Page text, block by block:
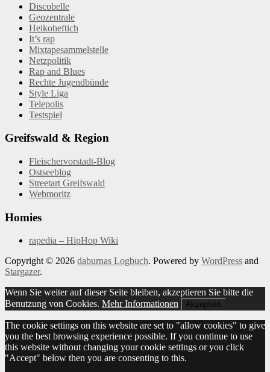
Discobelle
Geozentrale
Heikoheftich
It’s rap
Mixtapesammelstelle
Netzpolitik
Rap and Blues
Rechte Jugendbünde
Style Liga
Telepolis
Testspiel
Greifswald & Region
Fleischervorstadt-Blog
Ostseeblog
Streetart Greifswald
Webmoritz
Homies
rapedia – HipHop Wiki
Copyright © 2026 daburnas Logbuch. Powered by WordPress and
Stargazer.
Wenn Sie weiter auf dieser Seite bleiben, akzeptieren Sie bitte die
Benutzung von Cookies. Mehr Informationen Akzeptiert
The cookie settings on this website are set to "allow cookies" to give
you the best browsing experience possible. If you continue to use
this website without changing your cookie settings or you click
"Accept" below then you are consenting to this.